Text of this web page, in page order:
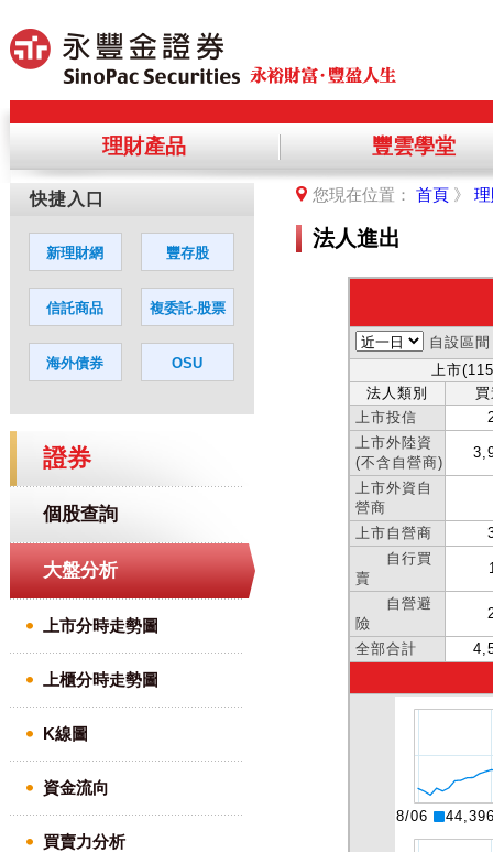
理財產品 豐雲學堂
證券
個股查詢
大盤分析
上市分時走勢圖
上櫃分時走勢圖
K線圖
資金流向
買賣力分析
您現在位置： 首頁 》
法人進出
您若同意繼續進入該網站，請點選